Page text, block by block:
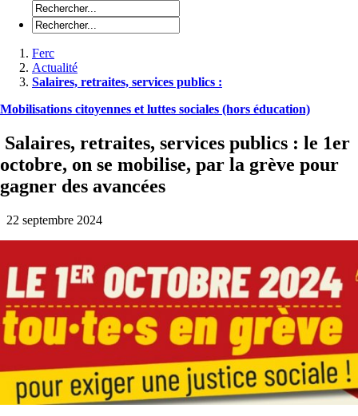
Ferc
Actualité
Salaires, retraites, services publics :
Mobilisations citoyennes et luttes sociales (hors éducation)
Salaires, retraites, services publics : le 1er
octobre, on se mobilise, par la grève pour
gagner des avancées
22 septembre 2024